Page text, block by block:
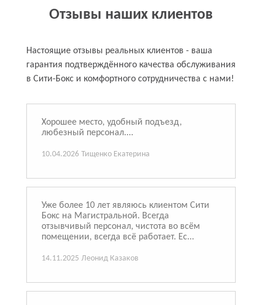
Отзывы наших клиентов
Настоящие отзывы реальных клиентов - ваша
гарантия подтверждённого качества обслуживания
в Сити-Бокс и комфортного сотрудничества с нами!
Хорошее место, удобный подъезд,
любезный персонал....
10.04.2026 Тищенко Екатерина
Уже более 10 лет являюсь клиентом Сити
Бокс на Магистральной. Всегда
отзывчивый персонал, чистота во всём
помещении, всегда всё работает. Ес...
14.11.2025 Леонид Казаков